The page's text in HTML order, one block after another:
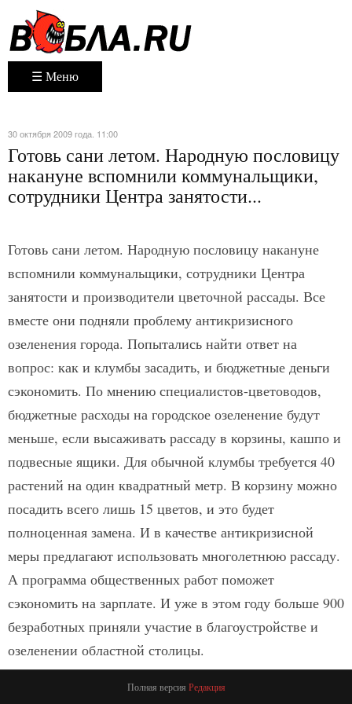
☰ Меню
30 октября 2009 года. 11:00
Готовь сани летом. Народную пословицу
накануне вспомнили коммунальщики,
сотрудники Центра занятости...
Готовь сани летом. Народную пословицу накануне
вспомнили коммунальщики, сотрудники Центра
занятости и производители цветочной рассады. Все
вместе они подняли проблему антикризисного
озеленения города. Попытались найти ответ на
вопрос: как и клумбы засадить, и бюджетные деньги
сэкономить. По мнению специалистов-цветоводов,
бюджетные расходы на городское озеленение будут
меньше, если высаживать рассаду в корзины, кашпо и
подвесные ящики. Для обычной клумбы требуется 40
растений на один квадратный метр. В корзину можно
посадить всего лишь 15 цветов, и это будет
полноценная замена. И в качестве антикризисной
меры предлагают использовать многолетнюю рассаду.
А программа общественных работ поможет
сэкономить на зарплате. И уже в этом году больше 900
безработных приняли участие в благоустройстве и
озеленении областной столицы.
Полная версия Редакция